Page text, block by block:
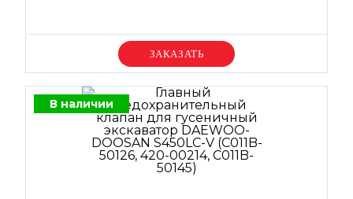
Уточняйте цену
В наличии